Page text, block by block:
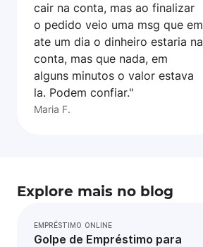
cair na conta, mas ao finalizar
o pedido veio uma msg que em
ate um dia o dinheiro estaria na
conta, mas que nada, em
alguns minutos o valor estava
la. Podem confiar."
Maria F.
Explore mais no blog
EMPRÉSTIMO ONLINE
Golpe de Empréstimo para